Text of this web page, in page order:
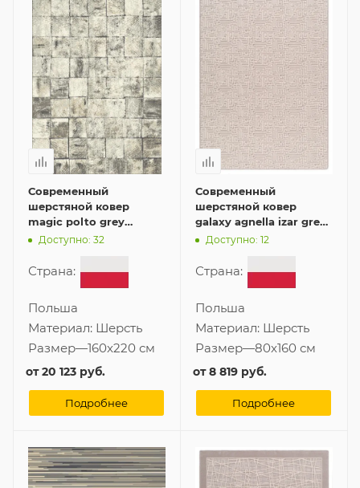
Современный
шерстяной ковер
magic polto grey
160x220 см
Доступно: 32
Страна:
Польша
Материал: Шерсть
Размер—160x220 см
от20 123 руб.
Подробнее
Современный
шерстяной ковер
galaxy agnella izar grey
80x160 см
Доступно: 12
Страна:
Польша
Материал: Шерсть
Размер—80x160 см
от8 819 руб.
Подробнее